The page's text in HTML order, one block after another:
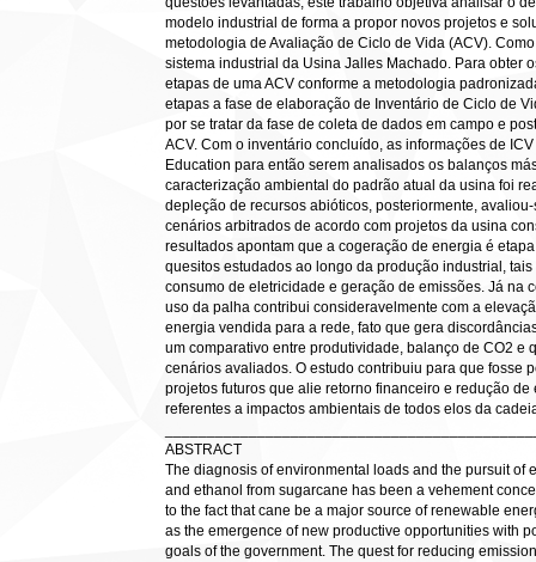
modelo industrial de forma a propor novos projetos e
metodologia de Avaliação de Ciclo de Vida (ACV).
sistema industrial da Usina Jalles Machado. Para obter
etapas de uma ACV conforme a metodologia
etapas a fase de elaboração de Inventário de Ciclo de
por se tratar da fase de coleta de dados em campo e
ACV. Com o inventário concluído, as informações de
Education para então serem analisados os balanços
caracterização ambiental do padrão atual da usina foi
depleção de recursos abióticos, posteriormente,
cenários arbitrados de acordo com projetos da usina
resultados apontam que a cogeração de energia é
quesitos estudados ao longo da produção industrial,
consumo de eletricidade e geração de emissões. Já na
uso da palha contribui consideravelmente com a
energia vendida para a rede, fato que gera
um comparativo entre produtividade, balanço de CO2 e
cenários avaliados. O estudo contribuiu para que fosse
projetos futuros que alie retorno financeiro e redução
referentes a impactos ambientais de todos elos da
ABSTRACT
The diagnosis of environmental loads and the pursuit of
and ethanol from sugarcane has been a vehement
to the fact that cane be a major source of renewable
as the emergence of new productive opportunities with
goals of the government. The quest for reducing